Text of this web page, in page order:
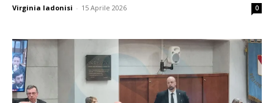
Virginia Iadonisi - 15 Aprile 2026 0